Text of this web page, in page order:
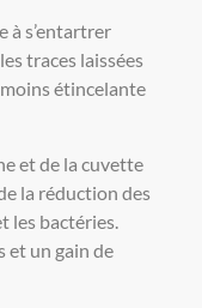
à s’entartrer
traces laissées
étincelante
et de la cuvette
la réduction des
les bactéries.
et un gain de